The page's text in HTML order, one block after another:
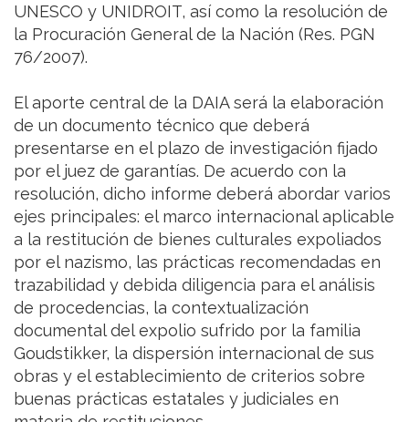
UNESCO y UNIDROIT, así como la resolución de
la Procuración General de la Nación (Res. PGN
76/2007).
El aporte central de la DAIA será la elaboración
de un documento técnico que deberá
presentarse en el plazo de investigación fijado
por el juez de garantías. De acuerdo con la
resolución, dicho informe deberá abordar varios
ejes principales: el marco internacional aplicable
a la restitución de bienes culturales expoliados
por el nazismo, las prácticas recomendadas en
trazabilidad y debida diligencia para el análisis
de procedencias, la contextualización
documental del expolio sufrido por la familia
Goudstikker, la dispersión internacional de sus
obras y el establecimiento de criterios sobre
buenas prácticas estatales y judiciales en